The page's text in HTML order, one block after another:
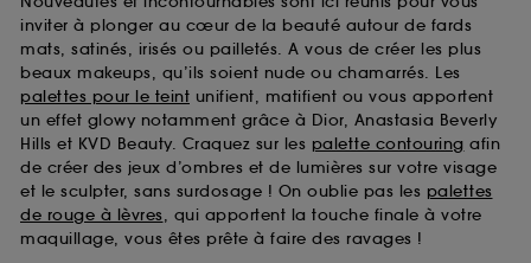
inviter à plonger au cœur de la beauté autour de fards
mats, satinés, irisés ou pailletés. A vous de créer les plus
beaux makeups, qu’ils soient nude ou chamarrés. Les
palettes pour le teint unifient, matifient ou vous apportent
un effet glowy notamment grâce à Dior, Anastasia Beverly
Hills et KVD Beauty. Craquez sur les palette contouring afin
de créer des jeux d’ombres et de lumières sur votre visage
et le sculpter, sans surdosage ! On oublie pas les palettes
de rouge à lèvres, qui apportent la touche finale à votre
maquillage, vous êtes prête à faire des ravages !
d’en améliorer la performance.
Cookies de sécurisation des paiements en ligne :
ils nous permettent de lutter notamment contre les
fraudes aux moyens de paiement et les
usurpations d’identité.
Cookies fonctionnels :il s’agit de cookies
permettant l’affichage et/ou la fourniture de
certaines fonctionnalités du site, tel que les
cookies d’authentification qui sont utilisés afin de
vous faire bénéficier de l’authentification